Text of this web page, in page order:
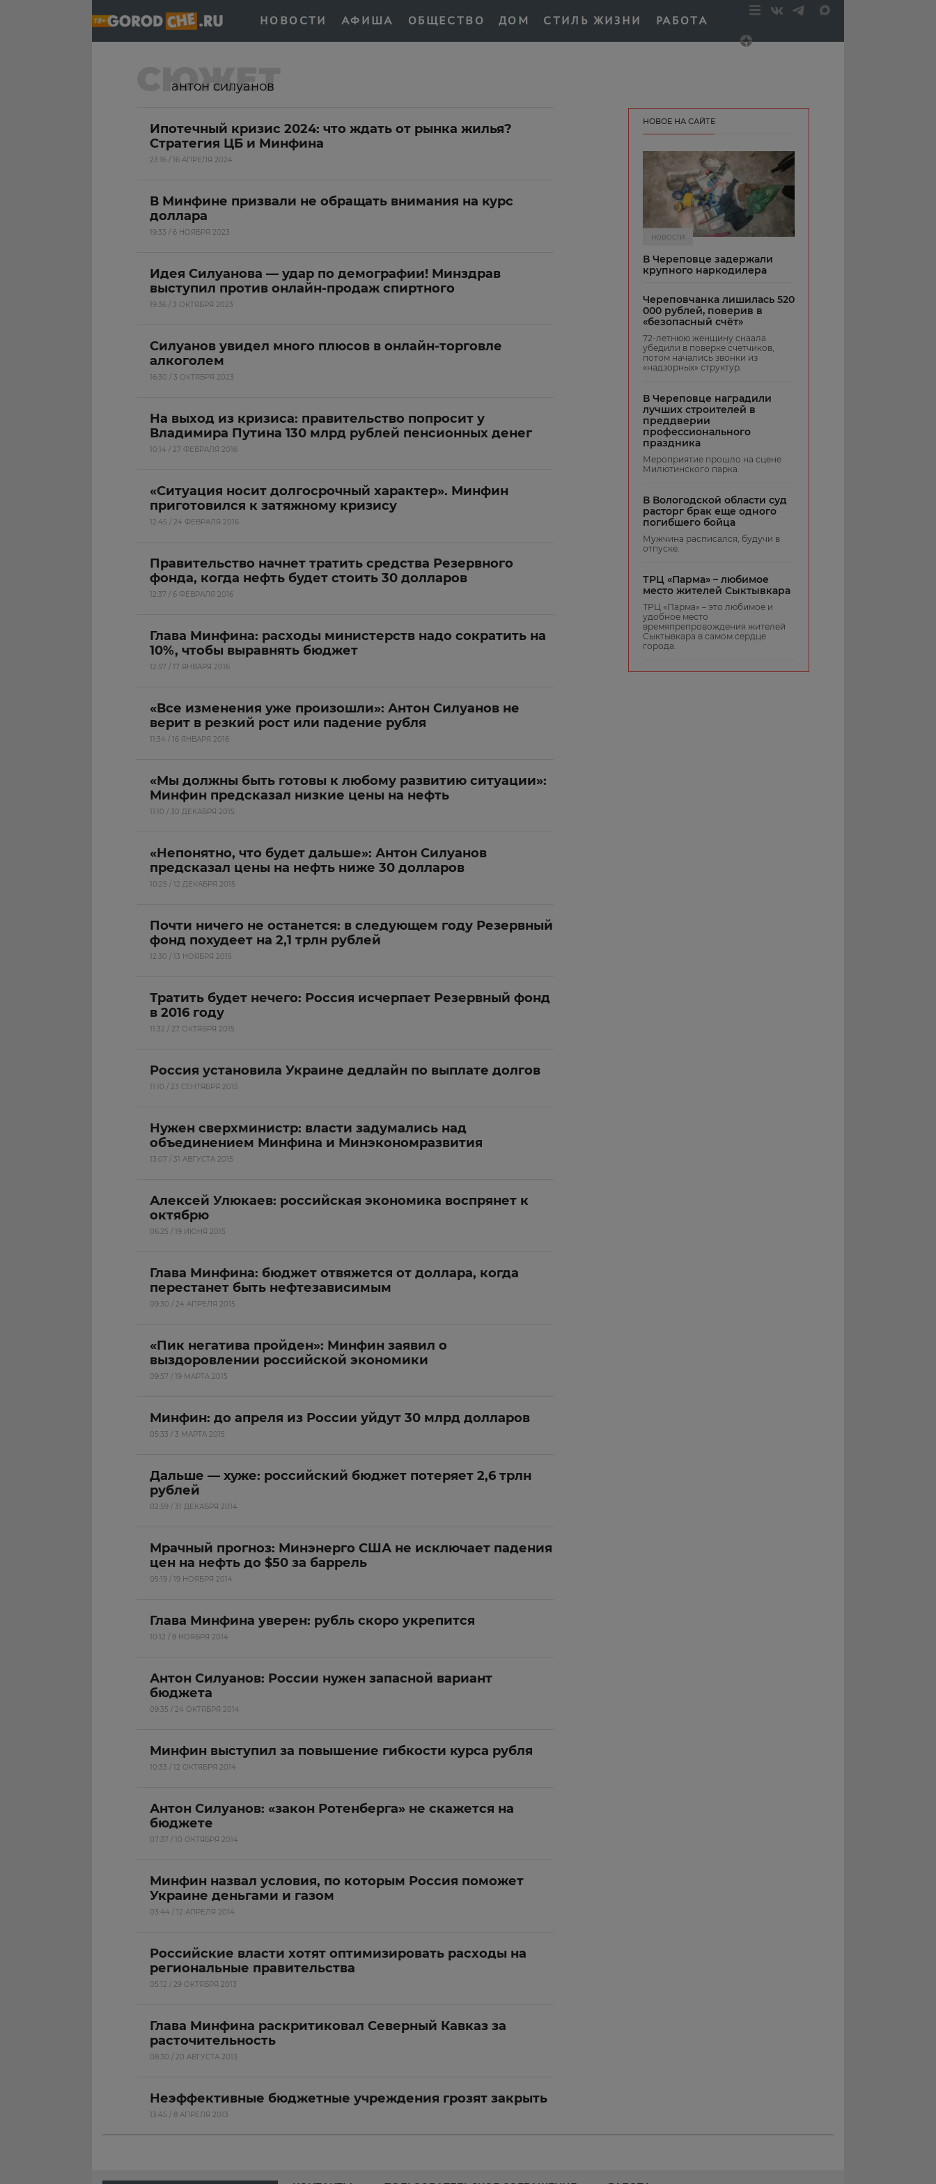
НОВОСТИ АФИША ОБЩЕСТВО ДОМ СТИЛЬ ЖИЗНИ РАБОТА
СЮЖЕТ
антон силуанов
Ипотечный кризис 2024: что ждать от рынка жилья?
Стратегия ЦБ и Минфина
23:16 / 16 АПРЕЛЯ 2024
В Минфине призвали не обращать внимания на курс
доллара
19:33 / 6 НОЯБРЯ 2023
Идея Силуанова — удар по демографии! Минздрав
выступил против онлайн-продаж спиртного
19:36 / 3 ОКТЯБРЯ 2023
Силуанов увидел много плюсов в онлайн-торговле
алкоголем
16:30 / 3 ОКТЯБРЯ 2023
На выход из кризиса: правительство попросит у
Владимира Путина 130 млрд рублей пенсионных денег
10:14 / 27 ФЕВРАЛЯ 2016
«Ситуация носит долгосрочный характер». Минфин
приготовился к затяжному кризису
12:45 / 24 ФЕВРАЛЯ 2016
Правительство начнет тратить средства Резервного
фонда, когда нефть будет стоить 30 долларов
12:37 / 6 ФЕВРАЛЯ 2016
Глава Минфина: расходы министерств надо сократить на
10%, чтобы выравнять бюджет
12:57 / 17 ЯНВАРЯ 2016
«Все изменения уже произошли»: Антон Силуанов не
верит в резкий рост или падение рубля
11:34 / 16 ЯНВАРЯ 2016
«Мы должны быть готовы к любому развитию ситуации»:
Минфин предсказал низкие цены на нефть
11:10 / 30 ДЕКАБРЯ 2015
«Непонятно, что будет дальше»: Антон Силуанов
предсказал цены на нефть ниже 30 долларов
10:25 / 12 ДЕКАБРЯ 2015
Почти ничего не останется: в следующем году Резервный
фонд похудеет на 2,1 трлн рублей
12:30 / 13 НОЯБРЯ 2015
Тратить будет нечего: Россия исчерпает Резервный фонд
в 2016 году
11:32 / 27 ОКТЯБРЯ 2015
Россия установила Украине дедлайн по выплате долгов
11:10 / 23 СЕНТЯБРЯ 2015
Нужен сверхминистр: власти задумались над
объединением Минфина и Минэкономразвития
13:07 / 31 АВГУСТА 2015
Алексей Улюкаев: российская экономика воспрянет к
октябрю
06:25 / 19 ИЮНЯ 2015
Глава Минфина: бюджет отвяжется от доллара, когда
перестанет быть нефтезависимым
09:30 / 24 АПРЕЛЯ 2015
«Пик негатива пройден»: Минфин заявил о
выздоровлении российской экономики
09:57 / 19 МАРТА 2015
Минфин: до апреля из России уйдут 30 млрд долларов
05:33 / 3 МАРТА 2015
Дальше — хуже: российский бюджет потеряет 2,6 трлн
рублей
02:59 / 31 ДЕКАБРЯ 2014
Мрачный прогноз: Минэнерго США не исключает падения
цен на нефть до $50 за баррель
05:19 / 19 НОЯБРЯ 2014
Глава Минфина уверен: рубль скоро укрепится
10:12 / 8 НОЯБРЯ 2014
Антон Силуанов: России нужен запасной вариант
бюджета
09:35 / 24 ОКТЯБРЯ 2014
Минфин выступил за повышение гибкости курса рубля
10:33 / 12 ОКТЯБРЯ 2014
Антон Силуанов: «закон Ротенберга» не скажется на
бюджете
07:37 / 10 ОКТЯБРЯ 2014
Минфин назвал условия, по которым Россия поможет
Украине деньгами и газом
03:44 / 12 АПРЕЛЯ 2014
Российские власти хотят оптимизировать расходы на
региональные правительства
05:12 / 29 ОКТЯБРЯ 2013
Глава Минфина раскритиковал Северный Кавказ за
расточительность
08:30 / 20 АВГУСТА 2013
Неэффективные бюджетные учреждения грозят закрыть
13:45 / 8 АПРЕЛЯ 2013
НОВОЕ НА САЙТЕ
НОВОСТИ
В Череповце задержали
крупного наркодилера
Череповчанка лишилась 520
000 рублей, поверив в
«безопасный счёт»
72-летнюю женщину снаала
убедили в поверке счетчиков,
потом начались звонки из
«надзорных» структур.
В Череповце наградили
лучших строителей в
преддверии
профессионального
праздника
Мероприятие прошло на сцене
Милютинского парка.
В Вологодской области суд
расторг брак еще одного
погибшего бойца
Мужчина расписался, будучи в
отпуске.
ТРЦ «Парма» – любимое
место жителей Сыктывкара
ТРЦ «Парма» – это любимое и
удобное место
времяпрепровождения жителей
Сыктывкара в самом сердце
города.